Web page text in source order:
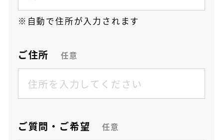
自動で住所が入力されます
ご住所 任意
ご質問・ご希望 任意